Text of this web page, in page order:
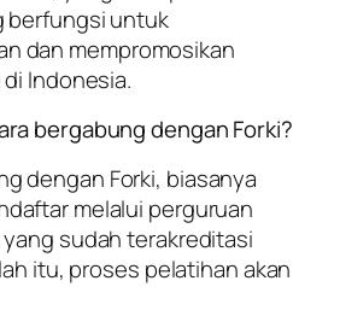
berfungsi untuk
dan mempromosikan
Indonesia.
bergabung dengan Forki?
dengan Forki, biasanya
melalui perguruan
sudah terakreditasi
itu, proses pelatihan akan